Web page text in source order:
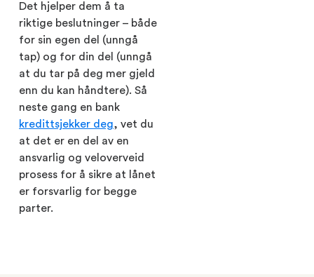
Det hjelper dem å ta
riktige beslutninger – både
for sin egen del (unngå
tap) og for din del (unngå
at du tar på deg mer gjeld
enn du kan håndtere). Så
neste gang en bank
kredittsjekker deg, vet du
at det er en del av en
ansvarlig og veloverveid
prosess for å sikre at lånet
er forsvarlig for begge
parter.